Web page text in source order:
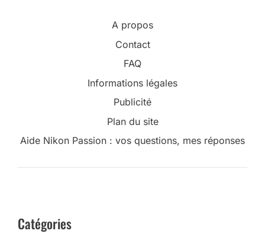
A propos
Contact
FAQ
Informations légales
Publicité
Plan du site
Aide Nikon Passion : vos questions, mes réponses
Catégories